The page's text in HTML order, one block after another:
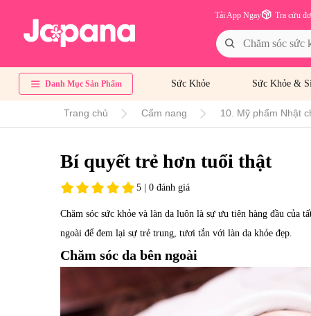
Tra cứu
Tải App Ngay
Danh Mục Sản Phẩm Sức Khỏe Sức Khỏe &
Trang chủ Cẩm nang 10. Mỹ phẩm Nhật
Bí quyết trẻ hơn tuổi thật
5 | 0 đánh giá
Chăm sóc sức khỏe và làn da luôn là sự ưu tiên hàng đầu của
ngoài để đem lại sự trẻ trung, tươi tắn với làn da khỏe đẹp.
Chăm sóc da bên ngoài